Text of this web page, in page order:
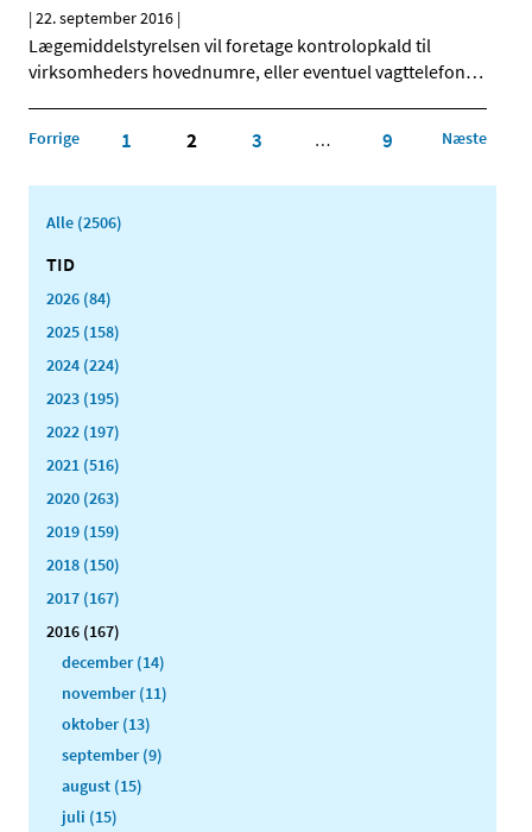
|22. september 2016 |
Lægemiddelstyrelsen vil foretage kontrolopkald til
virksomheders hovednumre, eller eventuel vagttelefon…
Forrige 1 2 3 … 9 Næste
Alle (2506)
TID
2026 (84)
2025 (158)
2024 (224)
2023 (195)
2022 (197)
2021 (516)
2020 (263)
2019 (159)
2018 (150)
2017 (167)
2016 (167)
december (14)
november (11)
oktober (13)
september (9)
august (15)
juli (15)